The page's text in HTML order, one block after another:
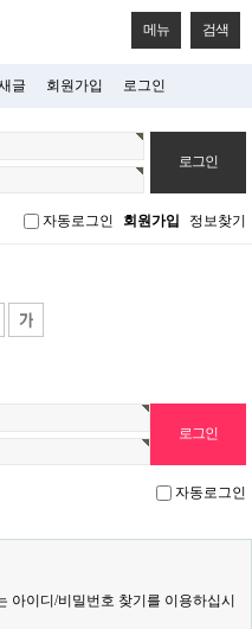
메뉴 검색
글 회원가입 로그인
자동로그인 회원가입 정보찾기
자동로그인
아이디/비밀번호 찾기를 이용하십시